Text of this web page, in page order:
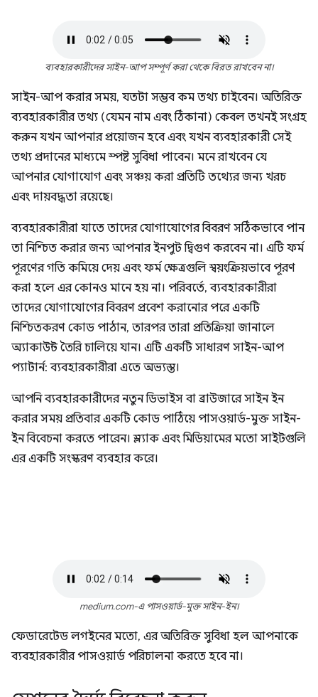
ব্যবহারকারীদের সাইন-আপ সম্পূর্ণ করা থেকে বিরত রাখবেন না।
সাইন-আপ করার সময়, যতটা সম্ভব কম তথ্য চাইবেন। অতিরিক্ত
ব্যবহারকারীর তথ্য (যেমন নাম এবং ঠিকানা) কেবল তখনই সংগ্রহ
করুন যখন আপনার প্রয়োজন হবে এবং যখন ব্যবহারকারী সেই
তথ্য প্রদানের মাধ্যমে স্পষ্ট সুবিধা পাবেন। মনে রাখবেন যে
আপনার যোগাযোগ এবং সঞ্চয় করা প্রতিটি তথ্যের জন্য খরচ
এবং দায়বদ্ধতা রয়েছে।
ব্যবহারকারীরা যাতে তাদের যোগাযোগের বিবরণ সঠিকভাবে পান
তা নিশ্চিত করার জন্য আপনার ইনপুট দ্বিগুণ করবেন না। এটি ফর্ম
পূরণের গতি কমিয়ে দেয় এবং ফর্ম ক্ষেত্রগুলি স্বয়ংক্রিয়ভাবে পূরণ
করা হলে এর কোনও মানে হয় না। পরিবর্তে, ব্যবহারকারীরা
তাদের যোগাযোগের বিবরণ প্রবেশ করানোর পরে একটি
নিশ্চিতকরণ কোড পাঠান, তারপর তারা প্রতিক্রিয়া জানালে
অ্যাকাউন্ট তৈরি চালিয়ে যান। এটি একটি সাধারণ সাইন-আপ
প্যাটার্ন: ব্যবহারকারীরা এতে অভ্যস্ত।
আপনি ব্যবহারকারীদের নতুন ডিভাইস বা ব্রাউজারে সাইন ইন
করার সময় প্রতিবার একটি কোড পাঠিয়ে পাসওয়ার্ড-মুক্ত সাইন-
ইন বিবেচনা করতে পারেন। স্ল্যাক এবং মিডিয়ামের মতো সাইটগুলি
এর একটি সংস্করণ ব্যবহার করে।
medium.com-এ পাসওয়ার্ড-মুক্ত সাইন-ইন।
ফেডারেটেড লগইনের মতো, এর অতিরিক্ত সুবিধা হল আপনাকে
ব্যবহারকারীর পাসওয়ার্ড পরিচালনা করতে হবে না।